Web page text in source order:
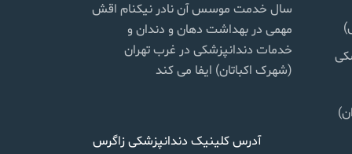
سال خدمت موسس آن نادر نیکنام اقش
مهمی در بهداشت دهان و دندان و
خدمات دندانپزشکی در غرب تهران
(شهرک اکباتان) ایفا می کند
آدرس کلینیک دندانپزشکی زاگرس